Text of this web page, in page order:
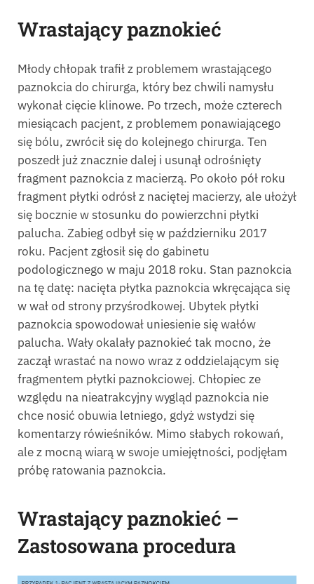
Wrastający paznokieć
Młody chłopak trafił z problemem wrastającego
paznokcia do chirurga, który bez chwili namysłu
wykonał cięcie klinowe. Po trzech, może czterech
miesiącach pacjent, z problemem ponawiającego
się bólu, zwrócił się do kolejnego chirurga. Ten
poszedł już znacznie dalej i usunął odrośnięty
fragment paznokcia z macierzą. Po około pół roku
fragment płytki odrósł z naciętej macierzy, ale ułożył
się bocznie w stosunku do powierzchni płytki
palucha. Zabieg odbył się w październiku 2017
roku. Pacjent zgłosił się do gabinetu
podologicznego w maju 2018 roku. Stan paznokcia
na tę datę: nacięta płytka paznokcia wkręcająca się
w wał od strony przyśrodkowej. Ubytek płytki
paznokcia spowodował uniesienie się wałów
palucha. Wały okalały paznokieć tak mocno, że
zaczął wrastać na nowo wraz z oddzielającym się
fragmentem płytki paznokciowej. Chłopiec ze
względu na nieatrakcyjny wygląd paznokcia nie
chce nosić obuwia letniego, gdyż wstydzi się
komentarzy rówieśników. Mimo słabych rokowań,
ale z mocną wiarą w swoje umiejętności, podjęłam
próbę ratowania paznokcia.
Wrastający paznokieć –
Zastosowana procedura